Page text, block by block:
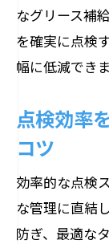
なグリース補
を確実に点検
幅に低減できま
点検効率
コツ
効率的な点検
な管理に直結
防ぎ、最適な